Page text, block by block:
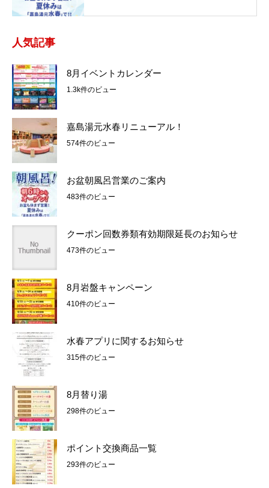
人気記事
8月イベントカレンダー
1.3k件のビュー
嘉島湯元水春リニューアル！
574件のビュー
お盆朝風呂営業のご案内
483件のビュー
クーポン回数券類有効期限延長のお知らせ
473件のビュー
8月岩盤キャンペーン
410件のビュー
水春アプリに関するお知らせ
315件のビュー
8月替り湯
298件のビュー
ポイント交換商品一覧
293件のビュー